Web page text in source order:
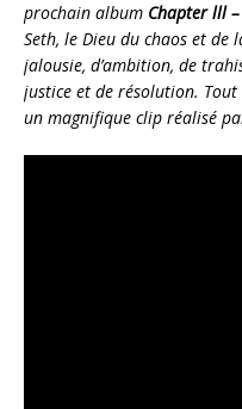
prochain album Chapter lll
Seth, le Dieu du chaos et
jalousie, d’ambition, de
justice et de résolution. Tout
un magnifique clip réalisé